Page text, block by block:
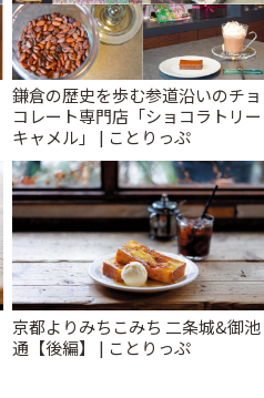
鎌倉の歴史を歩む参道沿いのチョ
コレート専門店「ショコラトリー
キャメル」 | ことりっぷ
京都よりみちこみち 二条城&御池
通【後編】 | ことりっぷ